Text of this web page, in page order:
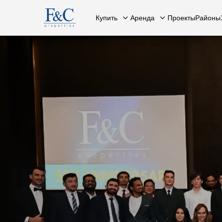
Купить
Вся недвижимость
Аренда
Вся недвижимость
ПроектыРайоны
О нас